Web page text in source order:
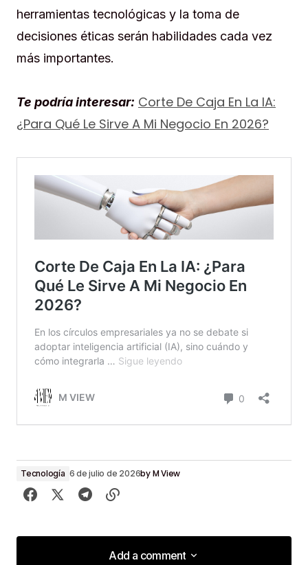
herramientas tecnológicas y la toma de
decisiones éticas serán habilidades cada vez
más importantes.
Te podría interesar: Corte De Caja En La IA:
¿Para Qué Le Sirve A Mi Negocio En 2026?
Tecnología 6 de julio de 2026byM View
Add a comment